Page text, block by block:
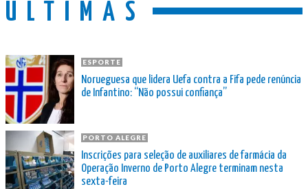
ÚLTIMAS
ESPORTE
Norueguesa que lidera Uefa contra a Fifa pede renúncia
de Infantino: “Não possui confiança”
PORTO ALEGRE
Inscrições para seleção de auxiliares de farmácia da
Operação Inverno de Porto Alegre terminam nesta
sexta-feira